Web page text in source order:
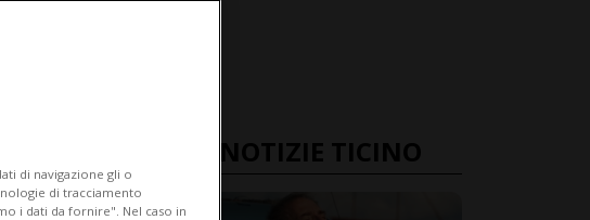
ULTIME NOTIZIE TICINO
di navigazione gli o
di tracciamento
i dati da fornire". Nel caso in